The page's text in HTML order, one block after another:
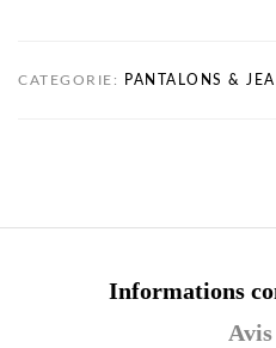
CATEGORIE: PANTALONS &
Informations